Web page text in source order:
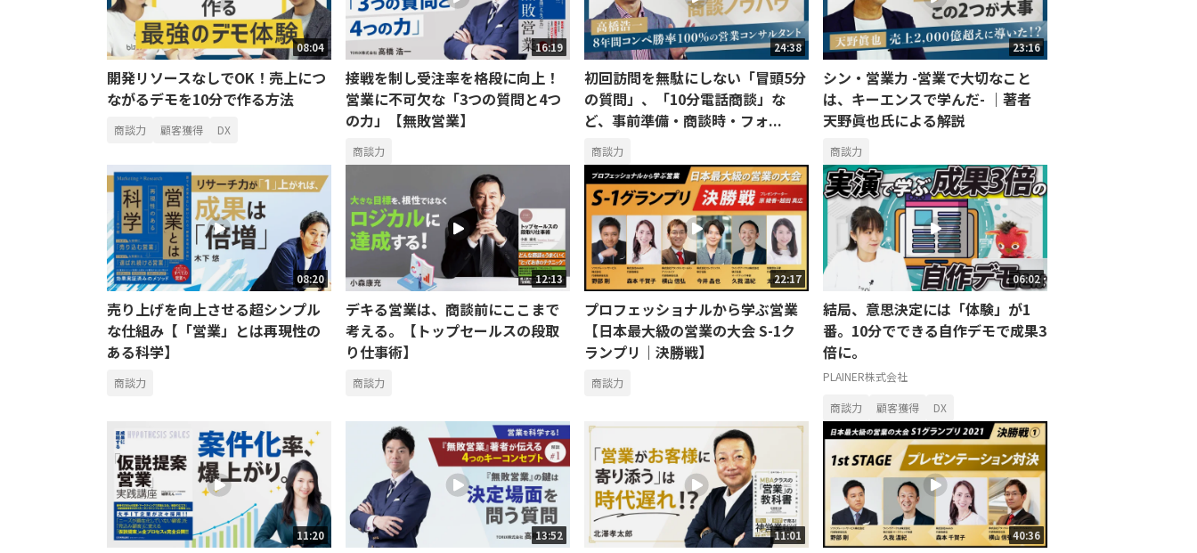
08:04
開発リソースなしでOK！売上につ
ながるデモを10分で作る方法
商談力 顧客獲得 DX
16:19
接戦を制し受注率を格段に向上！
営業に不可欠な「3つの質問と4つ
の力」【無敗営業】
商談力
24:38
初回訪問を無駄にしない「冒頭5分
の質問」、「10分電話商談」な
ど、事前準備・商談時・フォ...
商談力
23:16
シン・営業力 -営業で大切なこと
は、キーエンスで学んだ- ｜著者
天野眞也氏による解説
商談力
08:20
売り上げを向上させる超シンプル
な仕組み【「営業」とは再現性の
ある科学】
商談力
12:13
デキる営業は、商談前にここまで
考える。【トップセールスの段取
り仕事術】
商談力
22:17
プロフェッショナルから学ぶ営業
【日本最大級の営業の大会 S-1ク
ランプリ｜決勝戦】
商談力
06:02
結局、意思決定には「体験」が1
番。10分でできる自作デモで成果3
倍に。
PLAINER株式会社
商談力 顧客獲得 DX
11:20 13:52 11:01 40:36